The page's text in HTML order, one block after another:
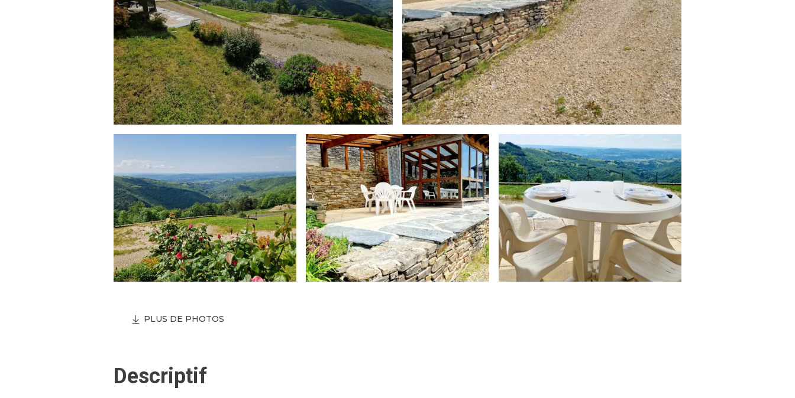
PLUS DE PHOTOS
Descriptif